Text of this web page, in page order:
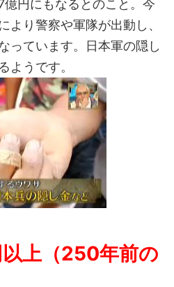
円にもなるとのこと。今
より警察や軍隊が出動し、
っています。日本軍の隠し
ようです。
上（250年前の